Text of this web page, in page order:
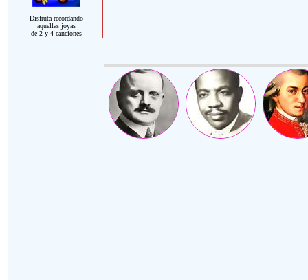
Disfruta recordando
aquellas joyas
de 2 y 4 canciones